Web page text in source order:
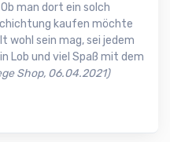
man dort ein solch
kaufen möchte
wohl sein mag, sei jedem
Lob und viel Spaß mit dem
Shop, 06.04.2021)